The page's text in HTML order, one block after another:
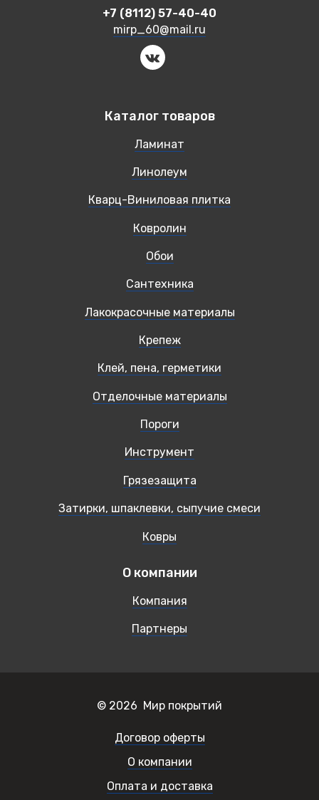
+7 (8112) 57-40-40
mirp_60@mail.ru
Каталог товаров
Ламинат
Линолеум
Кварц-Виниловая плитка
Ковролин
Обои
Сантехника
Лакокрасочные материалы
Крепеж
Клей, пена, герметики
Отделочные материалы
Пороги
Инструмент
Грязезащита
Затирки, шпаклевки, сыпучие смеси
Ковры
О компании
Компания
Партнеры
© 2026 Мир покрытий
Договор оферты
О компании
Оплата и доставка